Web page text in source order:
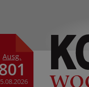
Ausg.